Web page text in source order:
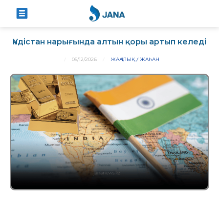
Үндістан нарығында алтын қоры артып келеді
05/12/2026 ЖАҢАЛЫҚ ЖАҺАН